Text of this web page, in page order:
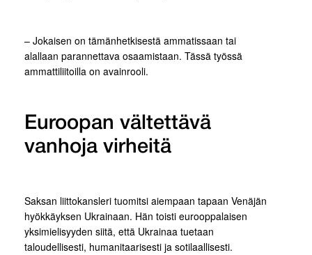
– Jokaisen on tämänhetkisestä ammatissaan tai
alallaan parannettava osaamistaan. Tässä työssä
ammattiliitoilla on avainrooli.
Euroopan vältettävä
vanhoja virheitä
Saksan liittokansleri tuomitsi aiempaan tapaan Venäjän
hyökkäyksen Ukrainaan. Hän toisti eurooppalaisen
yksimielisyyden siitä, että Ukrainaa tuetaan
taloudellisesti, humanitaarisesti ja sotilaallisesti.